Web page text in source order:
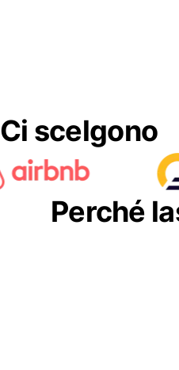
Ci scelgono
Perché